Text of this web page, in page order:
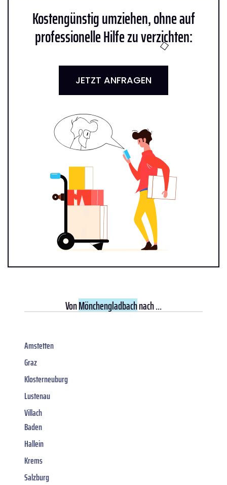
Kostengünstig umziehen, ohne auf
professionelle Hilfe zu verzichten:
JETZT ANFRAGEN
VonMönchengladbachnach ...
Amstetten
Graz
Klosterneuburg
Lustenau
Villach
Baden
Hallein
Krems
Salzburg